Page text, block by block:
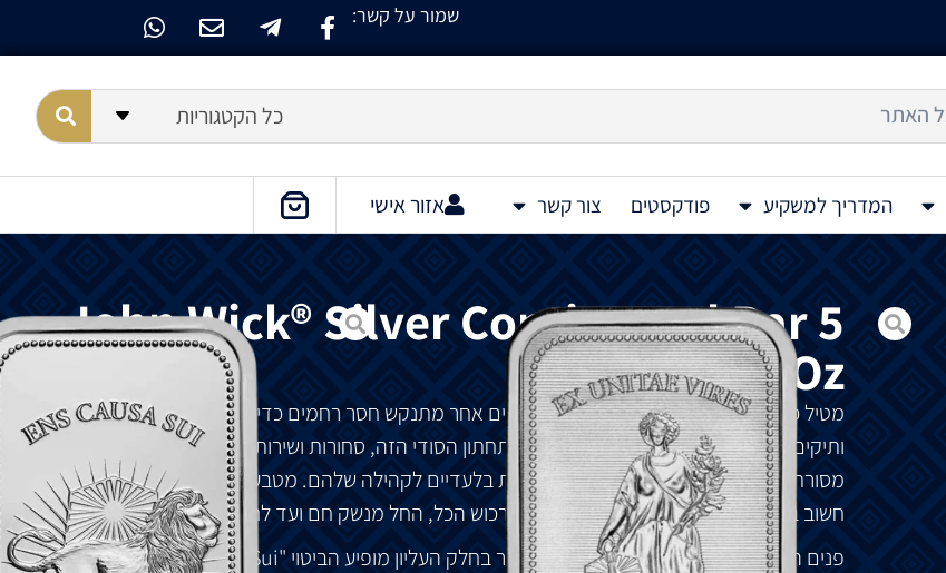
שמור על קשר:
כל הקטגוריות
המדריך למשקיע פודקסטים צור קשר אזור אישי
John Wick® Silver Continental Bar 5
Oz
מטיל כסף ג'ון וויק. הסרטים של ג'ון וויק עוקבים אחר מתנקש חסר רחמים כדי לחפש נקמה באויבים
ותיקים בעולם התחתון הפשע. שכן בעולם התחתון הסודי הזה, סחורות ושירותים לא נרכשים במטבעות
מסורתיים או בכרטיסי אשראי, אלא במטבעות בלעדיים לקהילה שלהם. מטבעות אלה ממלאים תפקיד
חשוב בסרט בכך שהם מאפשרים לג'ון וויק לרכוש הכל, החל מנשק חם ועד לחליפה נקייה.
פנים המטבע מציגאריהמולמגןעם קרניאור בחלק העליון מופיע
הביטוי "Ens Causa Sui" ובחלק